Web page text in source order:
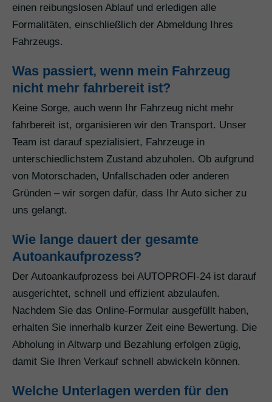
einen reibungslosen Ablauf und erledigen alle
Formalitäten, einschließlich der Abmeldung Ihres
Fahrzeugs.
Was passiert, wenn mein Fahrzeug
nicht mehr fahrbereit ist?
Keine Sorge, auch wenn Ihr Fahrzeug nicht mehr
fahrbereit ist, organisieren wir den Transport. Unser
Team ist darauf spezialisiert, Fahrzeuge in
unterschiedlichstem Zustand abzuholen. Ob aufgrund
von Motorschaden, Unfallschaden oder anderen
Gründen – wir sorgen dafür, dass Ihr Auto sicher zu
uns gelangt.
Wie lange dauert der gesamte
Autoankaufprozess?
Der Autoankaufprozess bei AUTOPROFI-24 ist darauf
ausgerichtet, schnell und effizient abzulaufen.
Nachdem Sie das Online-Formular ausgefüllt haben,
erhalten Sie innerhalb kurzer Zeit eine Bewertung. Die
Abholung in Altwarp und Bezahlung erfolgen zügig,
damit Sie Ihren Verkauf schnell abwickeln können.
Welche Unterlagen werden für den